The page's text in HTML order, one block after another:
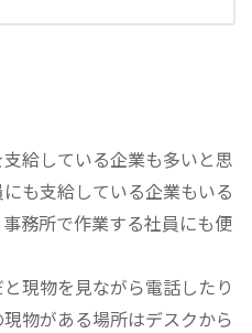
給している企業も多いと思
も支給している企業もいる
務所で作業する社員にも便
現物を見ながら電話したり
物がある場所はデスクから